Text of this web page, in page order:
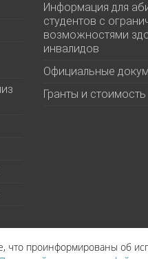
Информация для
студентов с
возможностями
инвалидов
Официальные
Гранты и стоимость
что проинформированы об